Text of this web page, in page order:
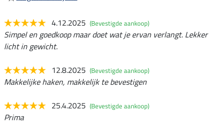
4.12.2025 (Bevestigde aankoop)
Simpel en goedkoop maar doet wat je ervan verlangt. Lekker
licht in gewicht.
12.8.2025 (Bevestigde aankoop)
Makkelijke haken, makkelijk te bevestigen
25.4.2025 (Bevestigde aankoop)
Prima